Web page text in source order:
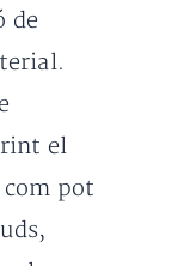
de
el
pot